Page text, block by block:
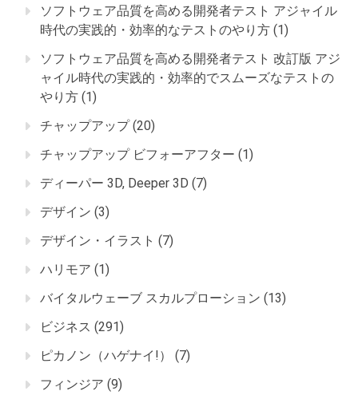
ソフトウェア品質を高める開発者テスト アジャイル
時代の実践的・効率的なテストのやり方 (1)
ソフトウェア品質を高める開発者テスト 改訂版 アジ
ャイル時代の実践的・効率的でスムーズなテストの
やり方 (1)
チャップアップ(20)
チャップアップ ビフォーアフター (1)
ディーパー 3D, Deeper 3D (7)
デザイン (3)
デザイン・イラスト (7)
ハリモア (1)
バイタルウェーブ スカルプローション (13)
ビジネス (291)
ピカノン（ハゲナイ!）
(7)
フィンジア (9)